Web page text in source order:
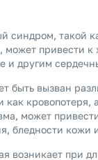
синдром, такой
может привести к
и другим
быть вызван
как кровопотеря,
может
бледности кожи
возникает при